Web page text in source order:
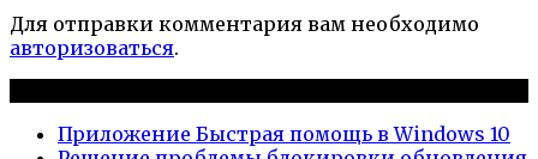
Для отправки комментария вам необходимо
авторизоваться.
Приложение Быстрая помощь в Windows 10